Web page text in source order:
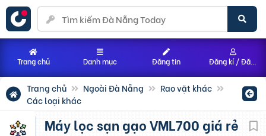
Trang chủ Ngoài Đà Nẵng
Rao vặt khác
Các loại khác
Máy lọc sạn gạo VML700 giá rẻ
Trang chủ Danh mục Đăng tin